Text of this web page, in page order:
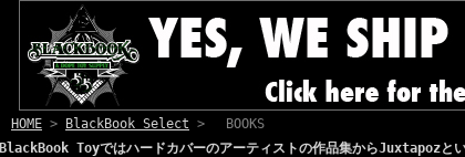
HOME > BlackBook Select > BOOKS
BlackBook Toyではハードカバーのアーティストの作品集からJuxtapozと